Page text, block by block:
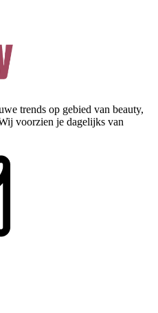
trends op gebied van beauty,
voorzien je dagelijks van